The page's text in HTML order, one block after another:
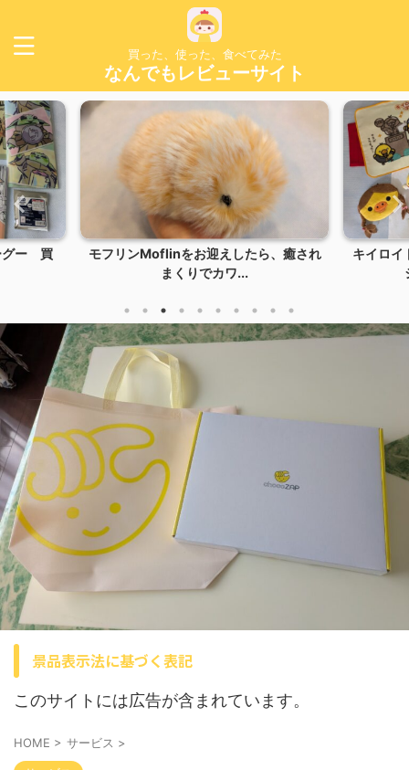
買った、使った、食べてみた
なんでもレビューサイト
グー 買
モフリンMoflinをお迎えしたら、癒され
まくりでカワ...
キイロ
景品表示法に基づく表記
このサイトには広告が含まれています。
HOME > サービス >